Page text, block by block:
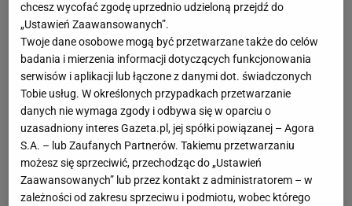
chcesz wycofać zgodę uprzednio udzieloną przejdź do
„Ustawień Zaawansowanych”.
Twoje dane osobowe mogą być przetwarzane także do celów
badania i mierzenia informacji dotyczących funkcjonowania
serwisów i aplikacji lub łączone z danymi dot. świadczonych
Tobie usług. W określonych przypadkach przetwarzanie
danych nie wymaga zgody i odbywa się w oparciu o
uzasadniony interes Gazeta.pl, jej spółki powiązanej – Agora
S.A. – lub Zaufanych Partnerów. Takiemu przetwarzaniu
możesz się sprzeciwić, przechodząc do „Ustawień
Zaawansowanych” lub przez kontakt z administratorem – w
zależności od zakresu sprzeciwu i podmiotu, wobec którego